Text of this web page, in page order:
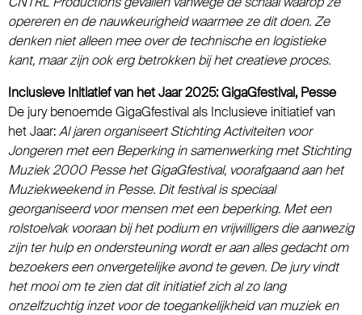
opereren en de nauwkeurigheid waarmee ze dit doen. Ze
denken niet alleen mee over de technische en logistieke
kant, maar zijn ook erg betrokken bij het creatieve proces.
Inclusieve Initiatief van het Jaar 2025: GigaGfestival, Pesse
De jury benoemde GigaGfestival als Inclusieve initiatief van
het Jaar:Al jaren organiseert Stichting Activiteiten voor
Jongeren met een Beperking in samenwerking met Stichting
Muziek 2000 Pesse het GigaGfestival, voorafgaand aan het
Muziekweekend in Pesse. Dit festival is speciaal
georganiseerd voor mensen met een beperking. Met een
rolstoelvak vooraan bij het podium en vrijwilligers die aanwezig
zijn ter hulp en ondersteuning wordt er aan alles gedacht om
bezoekers een onvergetelijke avond te geven. De jury vindt
het mooi om te zien dat dit initiatief zich al zo lang
onzelfzuchtig inzet voor de toegankelijkheid van muziek en